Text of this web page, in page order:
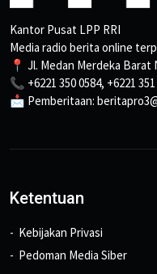
Kantor Pusat LPP RRI
Media radio berita online
📍 Jl. Medan Merdeka Barat
📞 +6221 350 0584, +6221
📩 Pemberitaan:
Ketentuan
Kebijakan Privasi
Pedoman Media Siber